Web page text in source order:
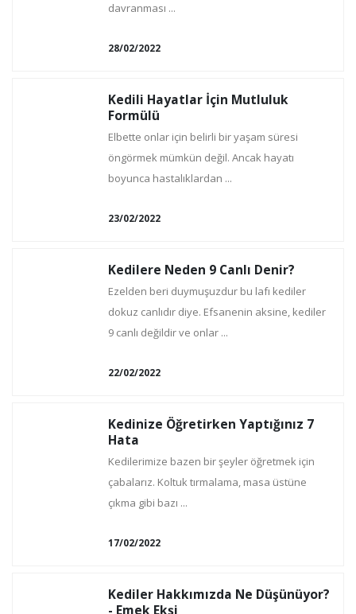
davranması ...
28/02/2022
Kedili Hayatlar İçin Mutluluk
Formülü
Elbette onlar için belirli bir yaşam süresi
öngörmek mümkün değil. Ancak hayatı
boyunca hastalıklardan ...
23/02/2022
Kedilere Neden 9 Canlı Denir?
Ezelden beri duymuşuzdur bu lafı kediler
dokuz canlıdır diye. Efsanenin aksine, kediler
9 canlı değildir ve onlar ...
22/02/2022
Kedinize Öğretirken Yaptığınız 7
Hata
Kedilerimize bazen bir şeyler öğretmek için
çabalarız. Koltuk tırmalama, masa üstüne
çıkma gibi bazı ...
17/02/2022
Kediler Hakkımızda Ne Düşünüyor?
- Emek Ekşi